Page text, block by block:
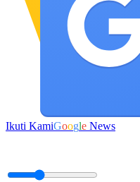
Ikuti KamiGoogle News